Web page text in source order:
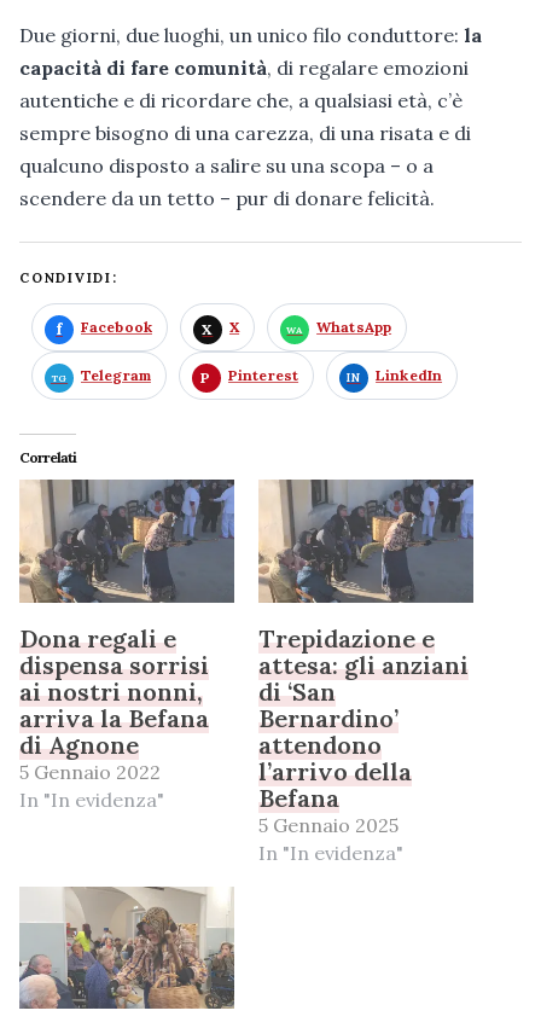
Due giorni, due luoghi, un unico filo conduttore: la
capacità di fare comunità, di regalare emozioni
autentiche e di ricordare che, a qualsiasi età, c’è
sempre bisogno di una carezza, di una risata e di
qualcuno disposto a salire su una scopa – o a
scendere da un tetto – pur di donare felicità.
CONDIVIDI:
Facebook X WhatsApp
Telegram Pinterest LinkedIn
Correlati
Dona regali e
dispensa sorrisi
ai nostri nonni,
arriva la Befana
di Agnone
5 Gennaio 2022
In "In evidenza"
Trepidazione e
attesa: gli anziani
di ‘San
Bernardino’
attendono
l’arrivo della
Befana
5 Gennaio 2025
In "In evidenza"